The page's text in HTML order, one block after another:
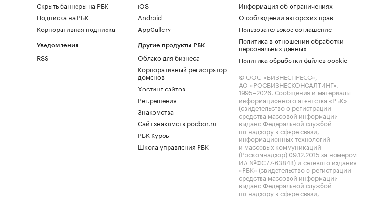
Скрыть баннеры на РБК
Подписка на РБК
Корпоративная подписка
Уведомления
RSS
iOS
Android
AppGallery
Другие продукты РБК
Облако для бизнеса
Корпоративный регистратор
доменов
Хостинг сайтов
Рег.решения
Знакомства
Сайт знакомств podbor.ru
РБК Курсы
Школа управления РБК
Информация об ограничениях
О соблюдении авторских прав
Пользовательское соглашение
Политика в отношении обработки
персональных данных
Политика обработки файлов cookie
© ООО «БИЗНЕСПРЕСС»,
АО «РОСБИЗНЕСКОНСАЛТИНГ»,
1995–2026. Сообщения и материалы
информационного агентства «РБК»
(свидетельство о регистрации
средства массовой информации
выдано Федеральной службой
по надзору в сфере связи,
информационных технологий
и массовых коммуникаций
(Роскомнадзор) 09.12.2015 за номером
ИА №ФС77-63848) и сетевого издания
«РБК» (свидетельство о регистрации
средства массовой информации
выдано Федеральной службой
по надзору в сфере связи,